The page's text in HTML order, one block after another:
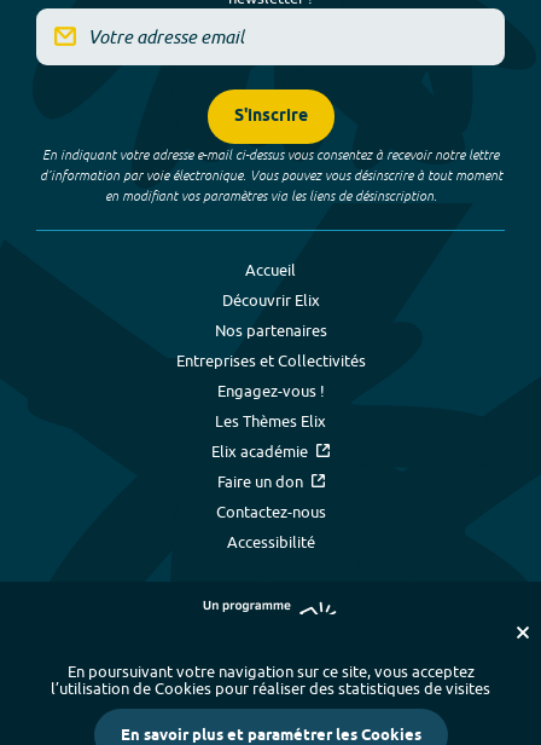
S'inscrire
En indiquant votre adresse e-mail ci-dessus vous consentez à recevoir notre lettre
d’information par voie électronique. Vous pouvez vous désinscrire à tout moment
en modifiant vos paramètres via les liens de désinscription.
Accueil
Découvrir Elix
Nos partenaires
Entreprises et Collectivités
Engagez-vous !
Les Thèmes Elix
Elix académie
Faire un don
Contactez-nous
Accessibilité
Plan du site - Index alphabétique
-
Mentions légales et données personnelles
- Paramétrer les cookies
En poursuivant votre navigation sur ce site, vous acceptez
l’utilisation de Cookies pour réaliser des statistiques de visites
En savoir plus et paramétrer les Cookies